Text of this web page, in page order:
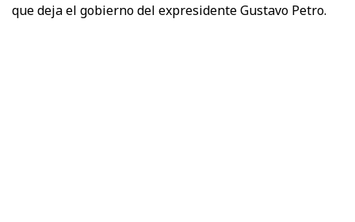
que deja el gobierno del expresidente Gustavo Petro.